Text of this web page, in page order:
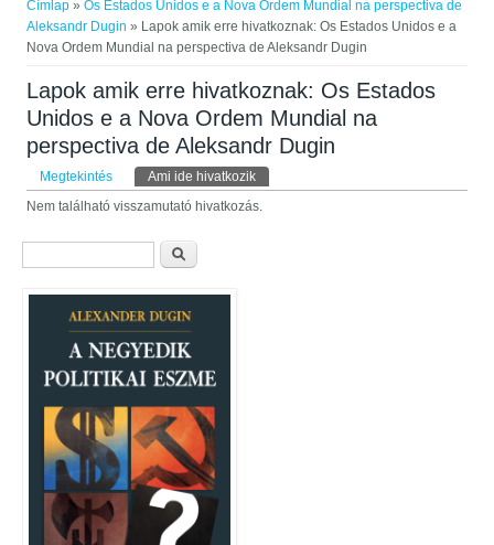
Címlap »Os Estados Unidos e a Nova Ordem Mundial na perspectiva de
Aleksandr Dugin » Lapok amik erre hivatkoznak: Os Estados Unidos e a
Nova Ordem Mundial na perspectiva de Aleksandr Dugin
Lapok amik erre hivatkoznak: Os Estados
Unidos e a Nova Ordem Mundial na
perspectiva de Aleksandr Dugin
Elsődleges fülek
Megtekintés Ami ide hivatkozik
Nem található visszamutató hivatkozás.
Keresés űrlap